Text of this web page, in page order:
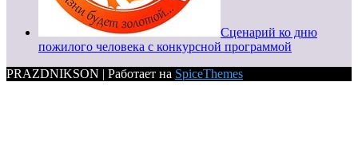
Сценарий ко дню
пожилого человека с конкурсной программой
PRAZDNIKSON | Работает на SpiceThemes